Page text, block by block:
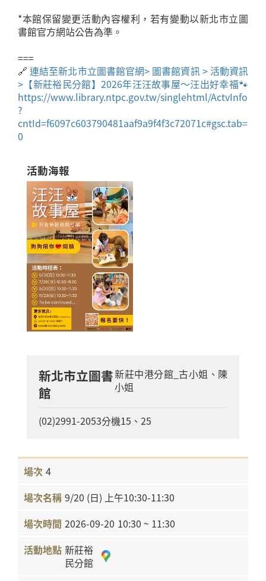
*本館保留變更活動內容權利，若有變動以新北市立圖
書館官方網站公告為準。
===
🔗 連結至新北市立圖書館官網> 圖書館資訊 > 活動資訊
>【新莊裕民分館】2026年汪汪故事屋～汪出好幸福🐾
https://www.library.ntpc.gov.tw/singlehtml/ActvInfo
?
cntId=f6097c603790481aaf9a9f4f3c72071c#gsc.tab=
0
活動海報
新北市立圖書
館
新莊中港分館_古小姐、陳
小姐
(02)2991-2053分機15、25
4
9/20 (日) 上午10:30-11:30
2026-09-20 10:30 ~ 11:30
新莊裕
民分館